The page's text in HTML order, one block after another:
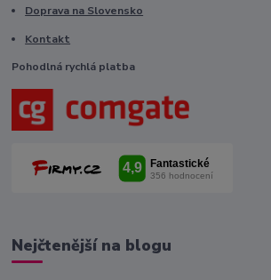
Doprava na Slovensko
Kontakt
Pohodlná rychlá platba
Nejčtenější na blogu